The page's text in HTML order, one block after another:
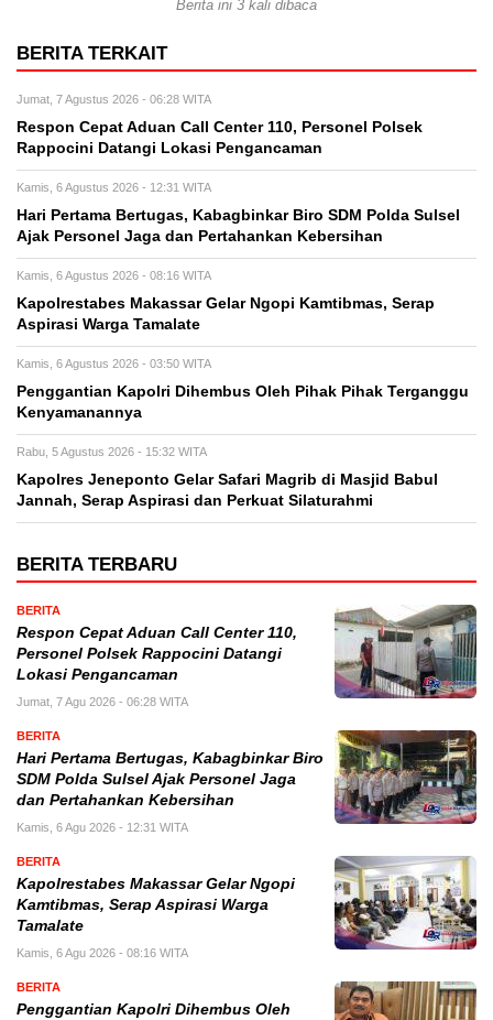
Berita ini 3 kali dibaca
BERITA TERKAIT
Jumat, 7 Agustus 2026 - 06:28 WITA
Respon Cepat Aduan Call Center 110, Personel Polsek
Rappocini Datangi Lokasi Pengancaman
Kamis, 6 Agustus 2026 - 12:31 WITA
Hari Pertama Bertugas, Kabagbinkar Biro SDM Polda Sulsel
Ajak Personel Jaga dan Pertahankan Kebersihan
Kamis, 6 Agustus 2026 - 08:16 WITA
Kapolrestabes Makassar Gelar Ngopi Kamtibmas, Serap
Aspirasi Warga Tamalate
Kamis, 6 Agustus 2026 - 03:50 WITA
Penggantian Kapolri Dihembus Oleh Pihak Pihak Terganggu
Kenyamanannya
Rabu, 5 Agustus 2026 - 15:32 WITA
Kapolres Jeneponto Gelar Safari Magrib di Masjid Babul
Jannah, Serap Aspirasi dan Perkuat Silaturahmi
BERITA TERBARU
BERITA
Respon Cepat Aduan Call Center 110,
Personel Polsek Rappocini Datangi
Lokasi Pengancaman
Jumat, 7 Agu 2026 - 06:28 WITA
BERITA
Hari Pertama Bertugas, Kabagbinkar Biro
SDM Polda Sulsel Ajak Personel Jaga
dan Pertahankan Kebersihan
Kamis, 6 Agu 2026 - 12:31 WITA
BERITA
Kapolrestabes Makassar Gelar Ngopi
Kamtibmas, Serap Aspirasi Warga
Tamalate
Kamis, 6 Agu 2026 - 08:16 WITA
BERITA
Penggantian Kapolri Dihembus Oleh